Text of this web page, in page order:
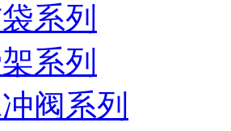
系列
系列
阀系列